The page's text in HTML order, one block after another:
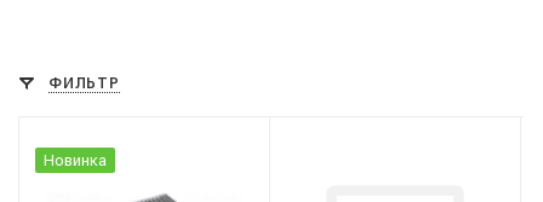
ФИЛЬТР
Новинка